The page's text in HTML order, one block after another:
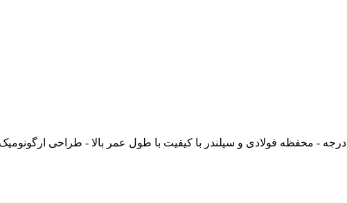
- فرز انگشتی بادی سر کج (چپقی) با زاویه 90 درجه - محفظه فولادی و سیلندر با کیفیت با طول عمر بالا - طراحی